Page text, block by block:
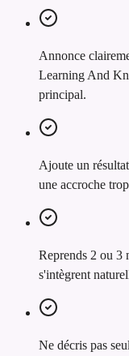
Annonce
Learning And
principal.
Ajoute un
une accroche
Reprends 2 ou 3
s'intègrent
Ne décris pas